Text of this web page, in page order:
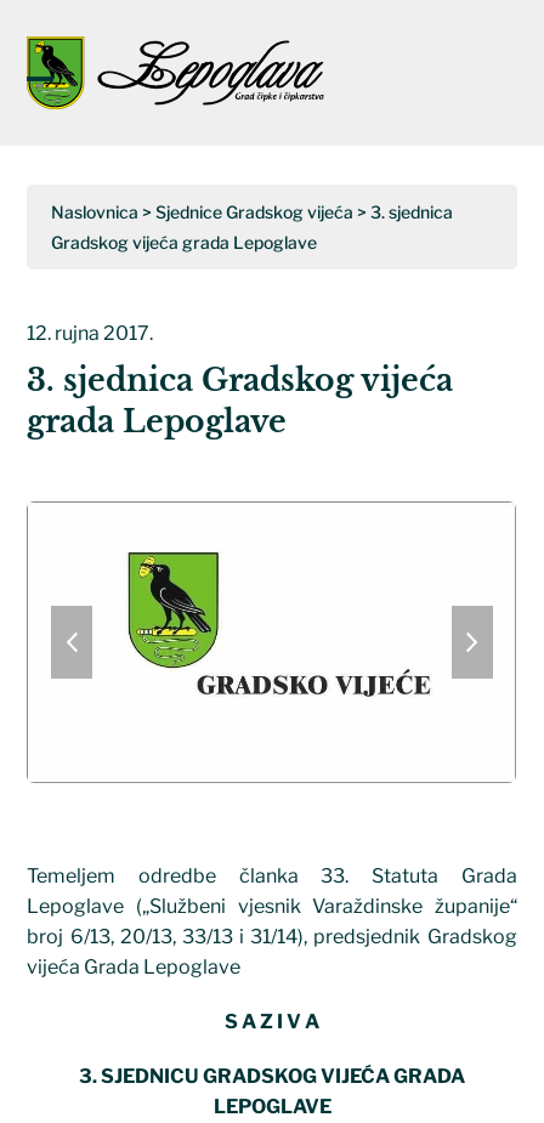
Ova
web
stranica
Open
Close
Naslovnica >Sjednice Gradskog vijeća >3. sjednica
Gradskog vijeća grada Lepoglave
12. rujna 2017.
3. sjednica Gradskog vijeća
grada Lepoglave
previous
slide
slide
Temeljem odredbe članka 33. Statuta Grada
Lepoglave („Službeni vjesnik Varaždinske županije“
broj 6/13, 20/13, 33/13 i 31/14), predsjednik Gradskog
vijeća Grada Lepoglave
S A Z I V A
3. SJEDNICU GRADSKOG VIJEĆA GRADA
LEPOGLAVE